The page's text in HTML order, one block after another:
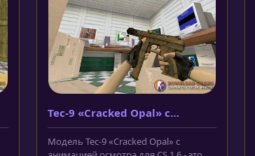
Tec-9 «Cracked Opal» с
анимацией осмотра
Модель Tec-9 «Cracked Opal» с